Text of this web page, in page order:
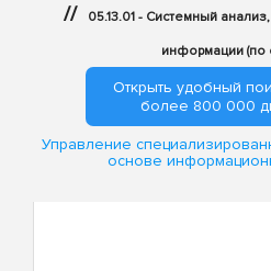
// 05.13.01 - Системный
информации (по
Открыть удобный
более 800 000
Управление
основе